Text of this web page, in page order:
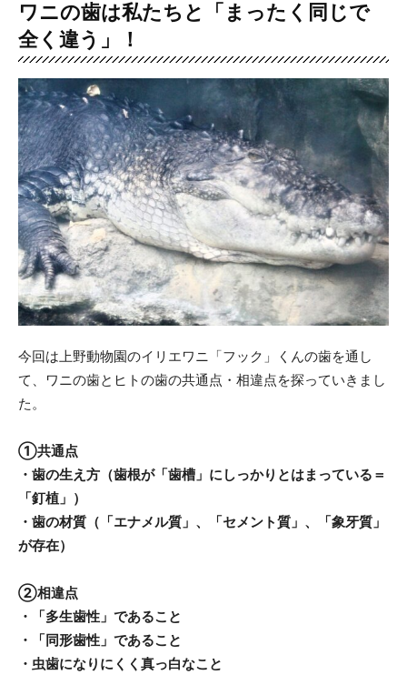
ワニの歯は私たちと「まったく同じで
全く違う」！
今回は上野動物園のイリエワニ「フック」くんの歯を通し
て、ワニの歯とヒトの歯の共通点・相違点を探っていきまし
た。
①共通点
・歯の生え方（歯根が「歯槽」にしっかりとはまっている＝
「釘植」）
・歯の材質（「エナメル質」、「セメント質」、「象牙質」
が存在）
②相違点
・「多生歯性」であること
・「同形歯性」であること
・虫歯になりにくく真っ白なこと